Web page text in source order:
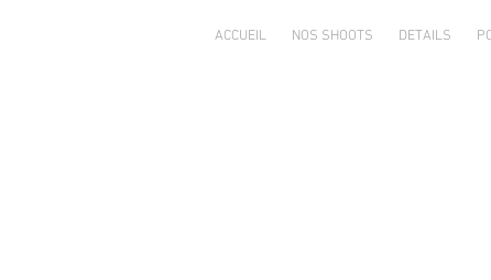
ACCUEIL NOS SHOOTS DETAILS